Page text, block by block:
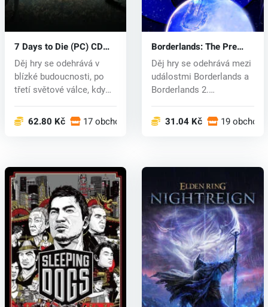
7 Days to Die (PC) CD
key
Děj hry se odehrává v
blízké budoucnosti, po
třetí světové válce, kdy
62.80 Kč 17 obchodech
Borderlands: The Pre
Sequel (PC) CD key
Děj hry se odehrává mezi
událostmi Borderlands a
Borderlands 2.
31.04 Kč 19